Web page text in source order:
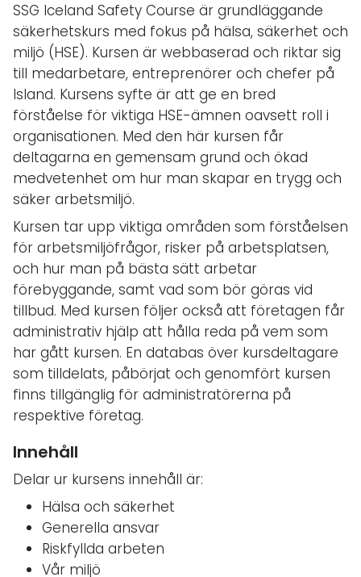
SSG Iceland Safety Course är grundläggande
säkerhetskurs med fokus på hälsa, säkerhet och
miljö (HSE). Kursen är webbaserad och riktar sig
till medarbetare, entreprenörer och chefer på
Island. Kursens syfte är att ge en bred
förståelse för viktiga HSE-ämnen oavsett roll i
organisationen. Med den här kursen får
deltagarna en gemensam grund och ökad
medvetenhet om hur man skapar en trygg och
säker arbetsmiljö.
Kursen tar upp viktiga områden som förståelsen
för arbetsmiljöfrågor, risker på arbetsplatsen,
och hur man på bästa sätt arbetar
förebyggande, samt vad som bör göras vid
tillbud. Med kursen följer också att företagen får
administrativ hjälp att hålla reda på vem som
har gått kursen. En databas över kursdeltagare
som tilldelats, påbörjat och genomfört kursen
finns tillgänglig för administratörerna på
respektive företag.
Innehåll
Delar ur kursens innehåll är:
Hälsa och säkerhet
Generella ansvar
Riskfyllda arbeten
Vår miljö